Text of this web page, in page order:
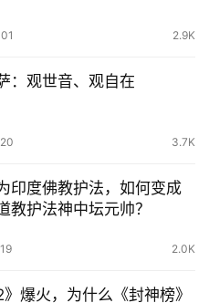
2.9K
：观世音、观自在
3.7K
印度佛教护法，如何变成
教护法神中坛元帅？
2.0K
》爆火，为什么《封神榜》